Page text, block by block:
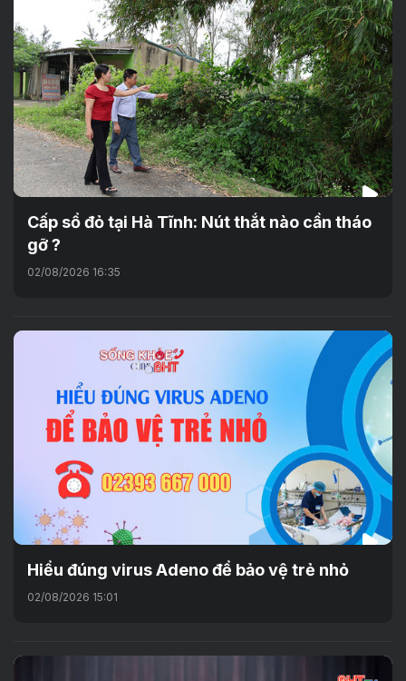
Cấp sổ đỏ tại Hà Tĩnh: Nút thắt nào cần tháo
gỡ ?
02/08/2026 16:35
Hiểu đúng virus Adeno để bảo vệ trẻ nhỏ
02/08/2026 15:01